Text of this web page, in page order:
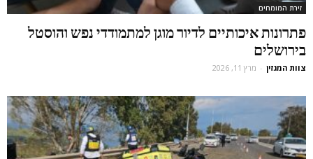
זירת המומחים
פתרונות איכותיים לדיור מוגן למתמודדי נפש והוסטל
בירושלים
צוות המגזין - מרץ 11, 2026